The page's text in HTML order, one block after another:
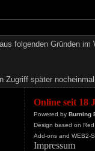
folgenden Gründen im
Zugriff später
Online seit 18
Powered by Burning
Design based on
Add-ons and WEB2-
Impressum